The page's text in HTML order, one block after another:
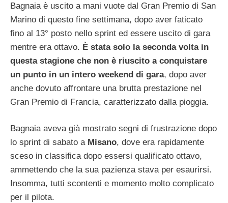
Bagnaia è uscito a mani vuote dal Gran Premio di San
Marino di questo fine settimana, dopo aver faticato
fino al 13° posto nello sprint ed essere uscito di gara
mentre era ottavo. È stata solo la seconda volta in
questa stagione che non è riuscito a conquistare
un punto in un intero weekend di gara, dopo aver
anche dovuto affrontare una brutta prestazione nel
Gran Premio di Francia, caratterizzato dalla pioggia.
Bagnaia aveva già mostrato segni di frustrazione dopo
lo sprint di sabato a Misano, dove era rapidamente
sceso in classifica dopo essersi qualificato ottavo,
ammettendo che la sua pazienza stava per esaurirsi.
Insomma, tutti scontenti e momento molto complicato
per il pilota.